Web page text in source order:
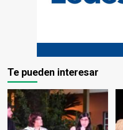
Te pueden interesar